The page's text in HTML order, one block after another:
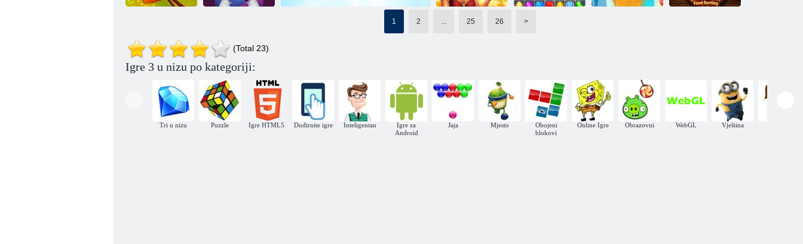
Snježna kraljica 3
Spašavanje leptir
poljoprivrednim
slagalicama
Čarobni cirkus-
tri u nizu
1 2 ... 25 26 >
(Total 23)
Igre 3 u nizu po kategoriji:
Tri u nizu Puzzle Igre HTML5 Dodirnite igre Inteligentan
Igre za
Android
Jaja Mjesto
Obojeni
blokovi
Online Igre Obrazovni WebGL Vještina